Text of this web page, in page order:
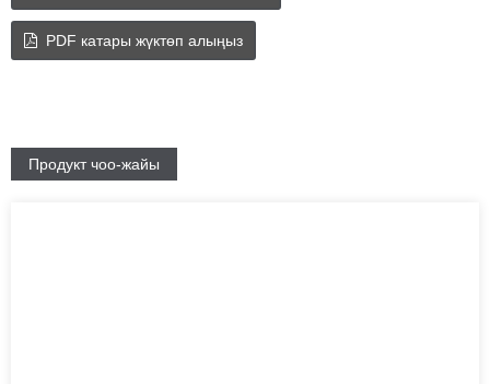
PDF катары жүктөп алыңыз
Продукт чоо-жайы